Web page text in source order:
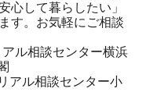
心して暮らしたい」
す。お気軽にご相談
ル相談センター横浜
アル相談センター小